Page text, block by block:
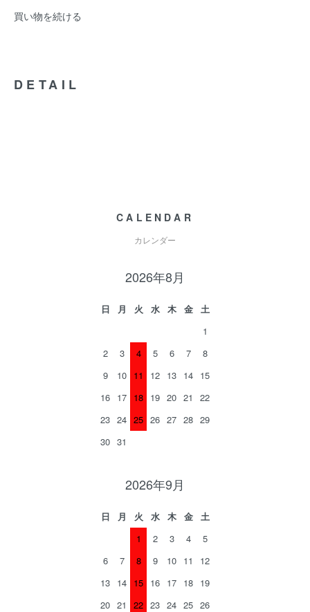
買い物を続ける
DETAIL
CALENDAR
カレンダー
2026年8月
日 月 火 水 木 金
土
1
2
3 4 5 6 7
8
9
10 11 12 13 14 15
16 17 18 19 20 21
22
23 24 25 26 27 28 29
30 31
2026年9月
日 月 火 水 木 金
土
1
2 3 4
5
6
7 8 9 10 11
12
13 14 15 16 17 18 19
20 21 22 23 24 25 26